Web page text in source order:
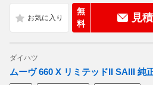
無
料
見
ダイハツ
ムーヴ 660 X リミテッドII SAIII 純